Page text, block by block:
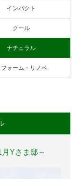
インパクト
クール
ナチュラル
フォーム・リノベ
Yさま邸～